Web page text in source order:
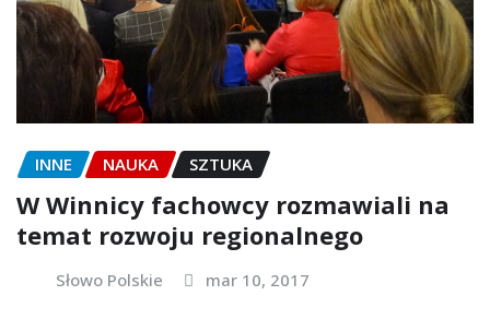
INNE NAUKA SZTUKA
W Winnicy fachowcy rozmawiali na
temat rozwoju regionalnego
Słowo Polskie mar 10, 2017